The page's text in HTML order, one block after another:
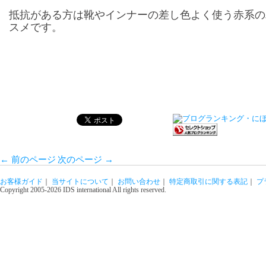
抵抗がある方は靴やインナーの差し色よく使う赤系
スメです。
← 前のページ 次のページ →
お客様ガイド ｜ 当サイトについて ｜ お問い合わせ ｜ 特定商取引に関する表記 ｜ プ
Copyright 2005-2026 IDS international All rights reserved.